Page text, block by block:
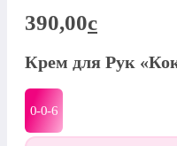
390,00c
Крем для Рук
0-0-6